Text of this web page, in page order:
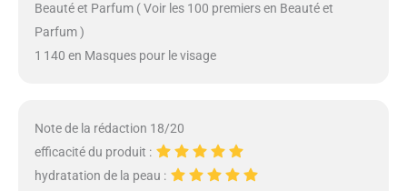
Beauté et Parfum ( Voir les 100 premiers en Beauté et
Parfum )
1 140 en Masques pour le visage
Note de la rédaction 18/20
efficacité du produit :
hydratation de la peau :